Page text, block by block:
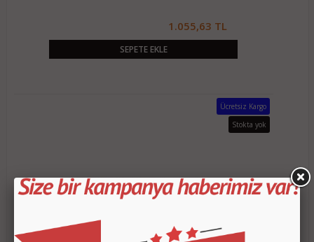
1.055,63 TL
SEPETE EKLE
Ücretsiz Kargo
Stokta yok